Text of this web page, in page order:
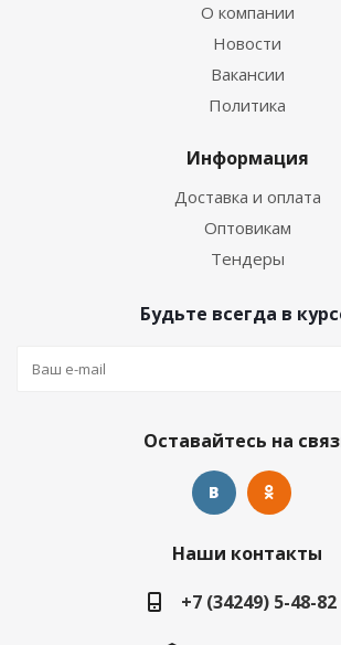
О компании
Новости
Вакансии
Политика
Информация
Доставка и оплата
Оптовикам
Тендеры
Будьте всегда в
Оставайтесь на
Наши контакты
+7 (34249) 5-48-82